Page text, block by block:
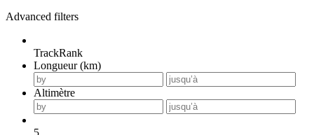
Advanced filters
TrackRank
Longueur (km)
Altimètre